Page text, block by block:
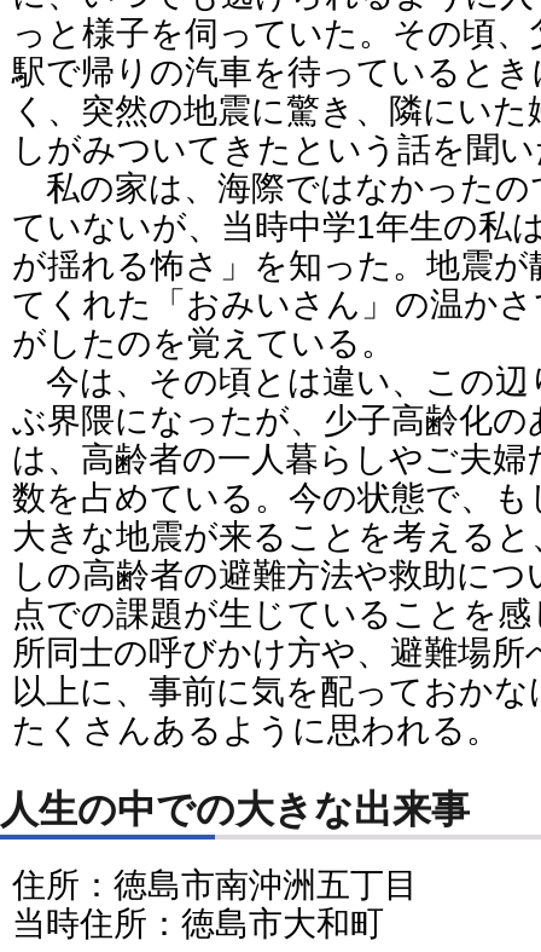
っと様子を伺っていた。その頃
駅で帰りの汽車を待っていると
く、突然の地震に驚き、隣にい
しがみついてきたという話を聞
私の家は、海際ではなかったの
ていないが、当時中学1年生の私
が揺れる怖さ」を知った。地震
てくれた「おみいさん」の温か
がしたのを覚えている。
今は、その頃とは違い、この辺
ぶ界隈になったが、少子高齢化
は、高齢者の一人暮らしやご夫
数を占めている。今の状態で、
大きな地震が来ることを考える
しの高齢者の避難方法や救助に
点での課題が生じていることを
所同士の呼びかけ方や、避難場
以上に、事前に気を配っておか
たくさんあるように思われる。
人生の中での大きな出来事
住所：徳島市南沖洲五丁目
当時住所：徳島市大和町